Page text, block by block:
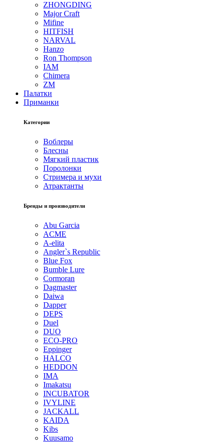
ZHONGDING
Major Craft
Mifine
HITFISH
NARVAL
Hanzo
Ron Thompson
IAM
Chimera
ZM
Палатки
Приманки
Категории
Воблеры
Блесны
Мягкий пластик
Поролонки
Стримера и мухи
Атрактанты
Бренды и производители
Abu Garcia
ACME
A-elita
Angler`s Republic
Blue Fox
Bumble Lure
Cormoran
Dagmaster
Daiwa
Dapper
DEPS
Duel
DUO
ECO-PRO
Eppinger
HALCO
HEDDON
IMA
Imakatsu
INCUBATOR
IVYLINE
JACKALL
KAIDA
Kibs
Kuusamo